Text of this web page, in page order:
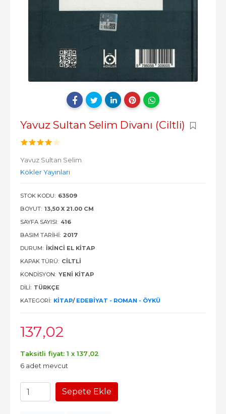
Yavuz Sultan Selim Divanı (Ciltli)
Yavuz Sultan Selim
Kökler Yayınları
STOK KODU: 63509
BOYUT: 13,50 X 21.00 CM
SAYFA SAYISI: 416
BASIM TARIHI: 2017
DURUM: İKINCI EL KITAP
KAPAK TÜRÜ: CILTLI
KONDISYON: YENI KITAP
DILI: TÜRKÇE
KATEGORI: KITAP/ EDEBIYAT - ROMAN - ÖYKÜ
137,02
Taksitli fiyat: 1 x 137 ,02
6 adet mevcut
Sepete Ekle